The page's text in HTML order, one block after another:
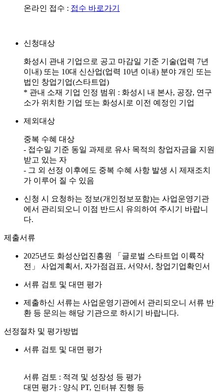
온라인 접수 : 접수 바로가기
신청대상
화성시 관내 기업으로 공고 마감일 기준 기술(업력 7년
이내) 또는 10대 신산업(업력 10년 이내) 분야 개인 또는
법인 창업기업(스타트업)
* 관내 소재 기업 인정 범위 : 화성시 내 본사, 공장, 연구
소가 위치한 기업 또는 화성시로 이전 예정인 기업
제외대상
중복 수혜 대상
- 접수일 기준 동일 과제로 유사 목적의 창업자금을 지원
받고 있는 자
- 그 외 선정 이후에도 중복 수혜 사항 발생 시 제재조치
가 이루어 질 수 있음
신청 시 요청하는 정보(개인정보포함)는 사업운영기관
에서 관리되오니 이점 반드시 유의하여 주시기 바랍니
다.
제출서류
2025년도 화성산업진흥원 「글로벌 스타트업 이륙작
전」 사업계획서, 자가점검표, 서약서, 창업기업확인서
서류 검토 및 대면 평가
제출하신 서류는 사업운영기관에서 관리되오니 서류 반
환 등 문의는 해당 기관으로 하시기 바랍니다.
선정절차 및 평가방법
서류 검토 및 대면 평가
서류 검토 : 적격 및 성장성 등 평가
대면 평가 : 양식 PT, 인터뷰 진행 등